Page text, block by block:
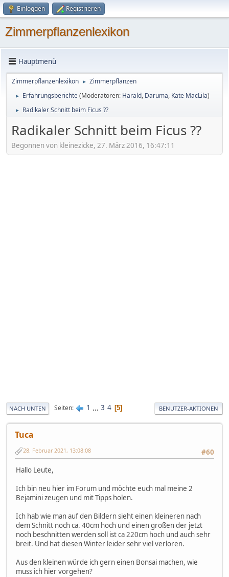
Einloggen Registrieren
Zimmerpflanzenlexikon
Hauptmenü
Zimmerpflanzenlexikon ► Zimmerpflanzen
► Erfahrungsberichte(Moderatoren: Harald, Daruma, Kate MacLila)
► Radikaler Schnitt beim Ficus ??
Radikaler Schnitt beim Ficus ??
Begonnen von kleinezicke, 27. März 2016, 16:47:11
NACH UNTEN Seiten 1 ... 3 4 5 BENUTZER-AKTIONEN
Tuca
#60
28. Februar 2021, 13:08:08
Hallo Leute,
Ich bin neu hier im Forum und möchte euch mal meine 2
Bejamini zeugen und mit Tipps holen.
Ich hab wie man auf den Bildern sieht einen kleineren nach
dem Schnitt noch ca. 40cm hoch und einen großen der jetzt
noch beschnitten werden soll ist ca 220cm hoch und auch sehr
breit. Und hat diesen Winter leider sehr viel verloren.
Aus den kleinen würde ich gern einen Bonsai machen, wie
muss ich hier vorgehen?